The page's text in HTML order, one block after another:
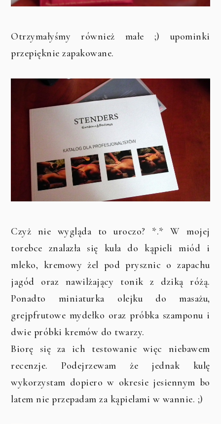
Otrzymałyśmy również małe ;) upominki
przepięknie zapakowane.
Czyż nie wygląda to uroczo? *.* W mojej
torebce znalazła się kula do kąpieli miód i
mleko, kremowy żel pod prysznic o zapachu
jagód oraz nawilżający tonik z dziką różą.
Ponadto miniaturka olejku do masażu,
grejpfrutowe mydełko oraz próbka szamponu i
dwie próbki kremów do twarzy.
Biorę się za ich testowanie więc niebawem
recenzje. Podejrzewam że jednak kulę
wykorzystam dopiero w okresie jesiennym bo
latem nie przepadam za kąpielami w wannie. ;)